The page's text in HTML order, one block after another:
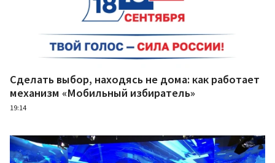
Сделать выбор, находясь не дома: как работает
механизм «Мобильный избиратель»
19:14